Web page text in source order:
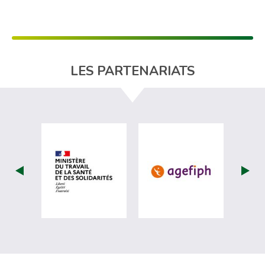
LES PARTENARIATS
visiter les site de Ministère du travail
visiter les